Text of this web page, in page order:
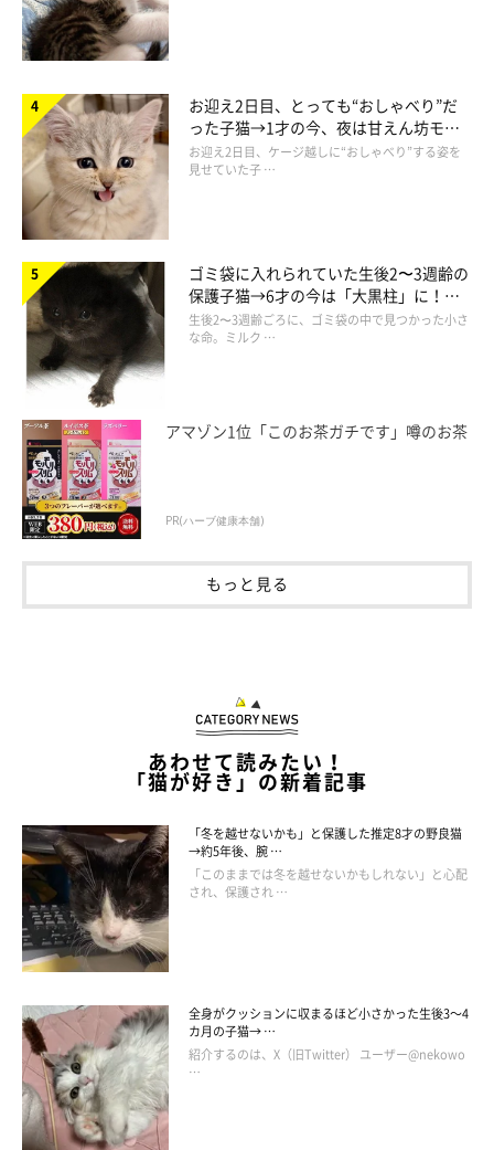
お迎え2日目、とっても“おしゃべり”だ
った子猫→1才の今、夜は甘えん坊モー
ドになるコに成長！
お迎え2日目、ケージ越しに“おしゃべり”する姿を
見せていた子 …
ゴミ袋に入れられていた生後2〜3週齢の
保護子猫→6才の今は「大黒柱」に！
美しい黒猫に成長した姿にグッとくる
生後2〜3週齢ごろに、ゴミ袋の中で見つかった小さ
な命。ミルク …
アマゾン1位「このお茶ガチです」噂のお茶
PR(ハーブ健康本舗)
もっと見る
あわせて読みたい！
「猫が好き」の新着記事
「冬を越せないかも」と保護した推定8才の野良猫
→約5年後、腕 …
「このままでは冬を越せないかもしれない」と心配
され、保護され …
全身がクッションに収まるほど小さかった生後3～4
カ月の子猫→ …
紹介するのは、X（旧Twitter） ユーザー@nekowo
…